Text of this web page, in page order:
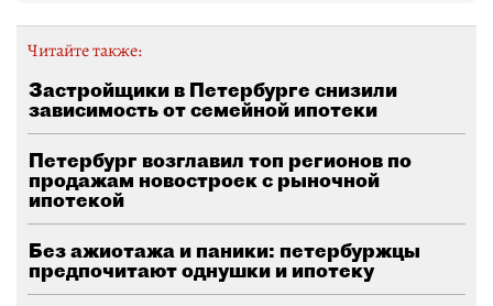
Читайте также:
Застройщики в Петербурге снизили
зависимость от семейной ипотеки
Петербург возглавил топ регионов по
продажам новостроек с рыночной
ипотекой
Без ажиотажа и паники: петербуржцы
предпочитают однушки и ипотеку